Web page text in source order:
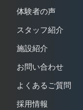
体験者の声
スタッフ紹介
施設紹介
お問い合わせ
よくあるご質問
採用情報